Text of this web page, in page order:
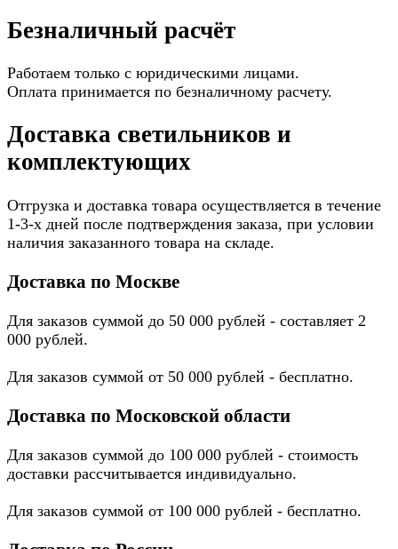
Безналичный расчёт
Работаем только с юридическими лицами.
Оплата принимается по безналичному расчету.
Доставка светильников и
комплектующих
Отгрузка и доставка товара осуществляется в течение
1-3-х дней после подтверждения заказа, при условии
наличия заказанного товара на складе.
Доставка по Москве
Для заказов суммой до 50 000 рублей - составляет 2
000 рублей.
Для заказов суммой от 50 000 рублей - бесплатно.
Доставка по Московской области
Для заказов суммой до 100 000 рублей - стоимость
доставки рассчитывается индивидуально.
Для заказов суммой от 100 000 рублей - бесплатно.